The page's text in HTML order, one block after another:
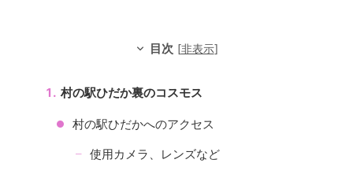
目次 [非表示]
村の駅ひだか裏のコスモス
村の駅ひだかへのアクセス
使用カメラ、レンズなど